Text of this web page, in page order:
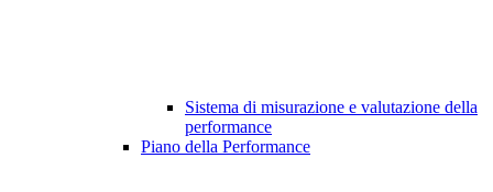
Sistema di misurazione e valutazione della
performance
Piano della Performance